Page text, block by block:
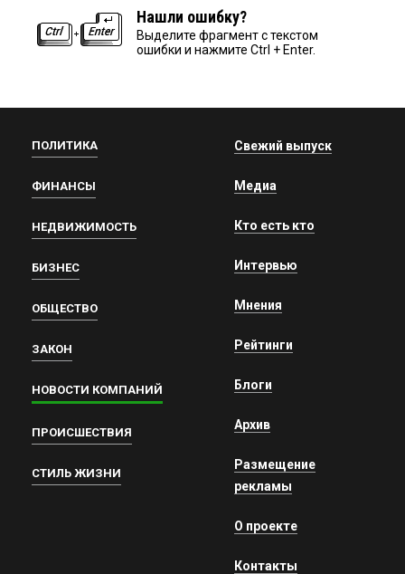
Нашли ошибку?
Выделите фрагмент с текстом
ошибки и нажмите Ctrl + Enter.
ПОЛИТИКА
ФИНАНСЫ
НЕДВИЖИМОСТЬ
БИЗНЕС
ОБЩЕСТВО
ЗАКОН
НОВОСТИ КОМПАНИЙ
ПРОИСШЕСТВИЯ
СТИЛЬ ЖИЗНИ
Свежий выпуск
Медиа
Кто есть кто
Интервью
Мнения
Рейтинги
Блоги
Архив
Размещение
рекламы
О проекте
Контакты